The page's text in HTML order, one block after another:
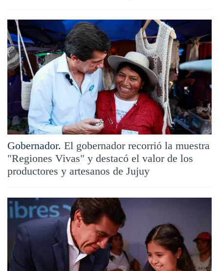
Gobernador. El gobernador recorrió la muestra
"Regiones Vivas" y destacó el valor de los
productores y artesanos de Jujuy